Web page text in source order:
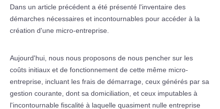
Dans un article précédent a été présenté l'inventaire des
démarches nécessaires et incontournables pour accéder à la
création d'une micro-entreprise.
Aujourd'hui, nous nous proposons de nous pencher sur les
coûts initiaux et de fonctionnement de cette même micro-
entreprise, incluant les frais de démarrage, ceux générés par sa
gestion courante, dont sa domiciliation, et ceux imputables à
l'incontournable fiscalité à laquelle quasiment nulle entreprise